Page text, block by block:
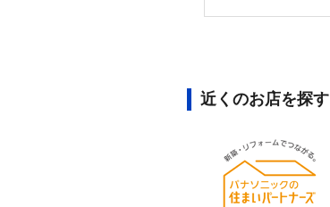
近くのお店を探す